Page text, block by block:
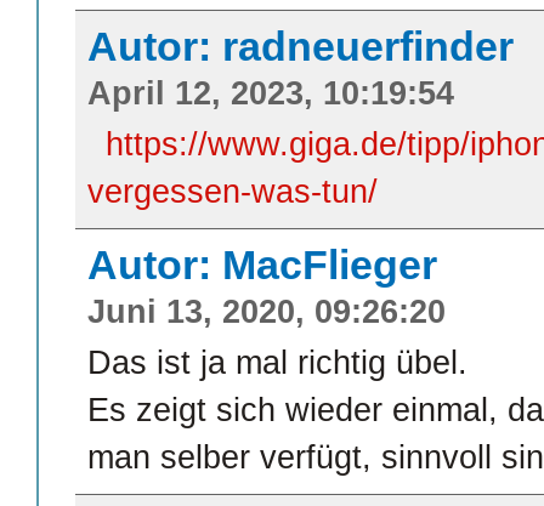
Autor: radneuerfinder
April 12, 2023, 10:19:54
https://www.giga.de/tipp/
vergessen-was-tun/
Autor: MacFlieger
Juni 13, 2020, 09:26:20
Das ist ja mal richtig übel.
Es zeigt sich wieder einmal,
man selber verfügt, sinnvoll